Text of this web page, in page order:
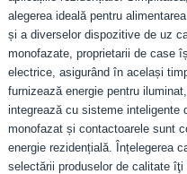
alegerea ideală pentru
și a diverselor dispozitive de uz
monofazate, proprietarii de case
electrice, asigurând în același
furnizează energie pentru
integrează cu sisteme inteligente
monofazat și contactoarele sunt
energie rezidențială. Înțelegerea
selectării produselor de calitate